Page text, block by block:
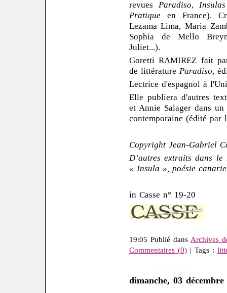
revues Paradiso,
Pratiqueen France).
Lezama Lima, Maria
Sophia de Mello
Juliet...).
Goretti RAMIREZ fait
de littérature Paradiso,
Lectrice d'espagnol à
Elle publiera d'autres
et Annie Salager dans
contemporaine (édité par
Copyright Jean-Gabriel
D’autres extraits dans
« Insula », poésie
in Casse n° 19-20
19:05 Publié dans Archives
Commentaires (0)| Tags :
dimanche, 03 décembre